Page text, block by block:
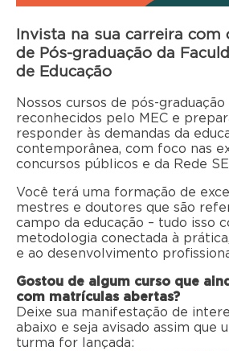
Invista na sua carreira com
de Pós-graduação da
de Educação
Nossos cursos de pós-graduação
reconhecidos pelo MEC e
responder às demandas da
contemporânea, com foco nas
concursos públicos e da Rede
Você terá uma formação de
mestres e doutores que são
campo da educação – tudo isso
metodologia conectada à
e ao desenvolvimento
Gostou de algum curso que
com matrículas abertas?
Deixe sua manifestação de
abaixo e seja avisado assim que
turma for lançada: